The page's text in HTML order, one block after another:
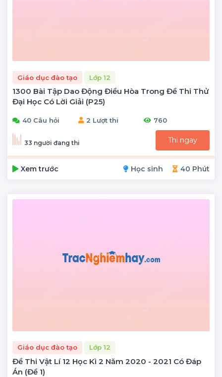
Giáo dục đào tạo Lớp 12
1300 Bài Tập Dao Động Điều Hòa Trong Đề Thi Thử
Đại Học Có Lời Giải (P25)
40 Câu hỏi 2 Lượt thi 760
33 người đang thi Thi ngay
Xem trước Học sinh 40 Phút
Giáo dục đào tạo Lớp 12
Đề Thi Vật Lí 12 Học Kì 2 Năm 2020 - 2021 Có Đáp
Án (Đề 1)